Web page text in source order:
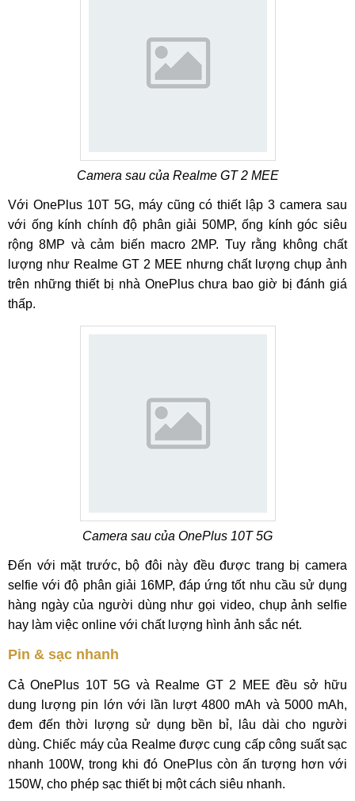
Camera sau của Realme GT 2 MEE
Với OnePlus 10T 5G, máy cũng có thiết lập 3 camera sau
với ống kính chính độ phân giải 50MP, ống kính góc siêu
rộng 8MP và cảm biến macro 2MP. Tuy rằng không chất
lượng như Realme GT 2 MEE nhưng chất lượng chụp ảnh
trên những thiết bị nhà OnePlus chưa bao giờ bị đánh giá
thấp.
Camera sau của OnePlus 10T 5G
Đến với mặt trước, bộ đôi này đều được trang bị camera
selfie với độ phân giải 16MP, đáp ứng tốt nhu cầu sử dụng
hàng ngày của người dùng như gọi video, chụp ảnh selfie
hay làm việc online với chất lượng hình ảnh sắc nét.
Pin & sạc nhanh
Cả OnePlus 10T 5G và Realme GT 2 MEE đều sở hữu
dung lượng pin lớn với lần lượt 4800 mAh và 5000 mAh,
đem đến thời lượng sử dụng bền bỉ, lâu dài cho người
dùng. Chiếc máy của Realme được cung cấp công suất sạc
nhanh 100W, trong khi đó OnePlus còn ấn tượng hơn với
150W, cho phép sạc thiết bị một cách siêu nhanh.